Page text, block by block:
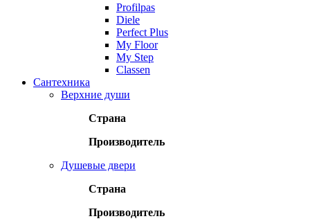
Profilpas
Diele
Perfect Plus
My Floor
My Step
Classen
Сантехника
Верхние души
Страна
Производитель
Душевые двери
Страна
Производитель